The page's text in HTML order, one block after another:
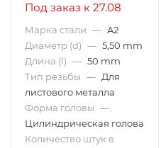
Под заказ к 27.08
Марка стали — A2
Диаметр (d) — 5,50 mm
Длина (l) — 50 mm
Тип резьбы — Для
листового металла
Форма головы —
Цилиндрическая голова
Количество штук в